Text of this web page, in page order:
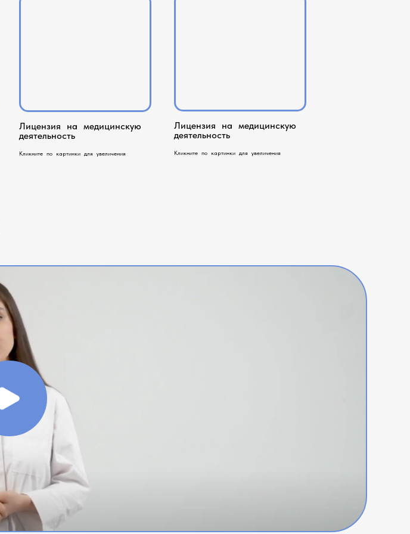
Лицензия на медицинскую
деятельность
Кликните по картинки для увеличения
Лицензия на медицинскую
деятельность
Кликните по картинки для увеличения